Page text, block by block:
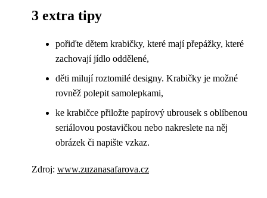
3 extra tipy
pořiďte dětem krabičky, které mají přepážky, které
zachovají jídlo oddělené,
děti milují roztomilé designy. Krabičky je možné
rovněž polepit samolepkami,
ke krabičce přiložte papírový ubrousek s oblíbenou
seriálovou postavičkou nebo nakreslete na něj
obrázek či napište vzkaz.
Zdroj: www.zuzanasafarova.cz